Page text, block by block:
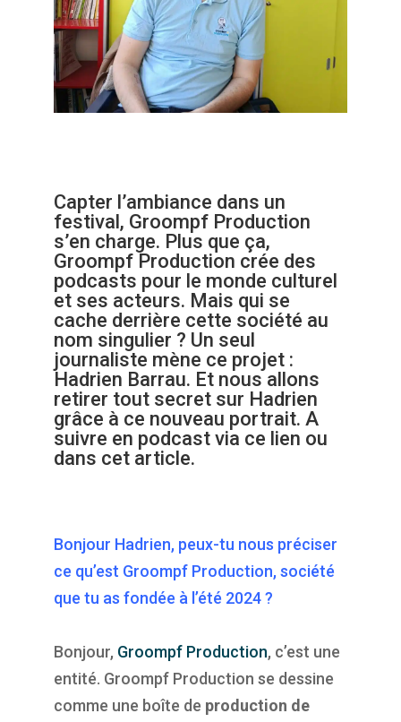
Capter l’ambiance dans un
festival, Groompf Production
s’en charge. Plus que ça,
Groompf Production crée des
podcasts pour le monde culturel
et ses acteurs. Mais qui se
cache derrière cette société au
nom singulier ? Un seul
journaliste mène ce projet :
Hadrien Barrau. Et nous allons
retirer tout secret sur Hadrien
grâce à ce nouveau portrait. A
suivre en podcast via ce lien ou
dans cet article.
Bonjour Hadrien, peux-tu nous préciser
ce qu’est Groompf Production, société
que tu as fondée à l’été 2024 ?
Bonjour, Groompf Production, c’est une
entité. Groompf Production se dessine
comme une boîte de production de